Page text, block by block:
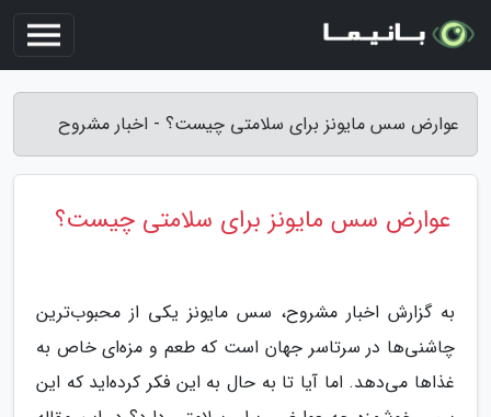
عوارض سس مایونز برای سلامتی چیست؟ - اخبار مشروح
عوارض سس مایونز برای سلامتی چیست؟
به گزارش اخبار مشروح، سس مایونز یکی از محبوب‌ترین
چاشنی‌ها در سرتاسر جهان است که طعم و مزه‌ای خاص به
غذاها می‌دهد. اما آیا تا به حال به این فکر کرده‌اید که این